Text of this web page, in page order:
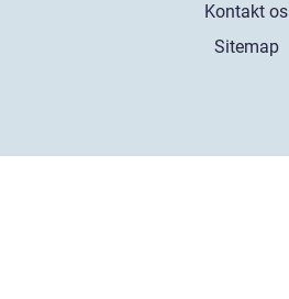
Kontakt os
Sitemap